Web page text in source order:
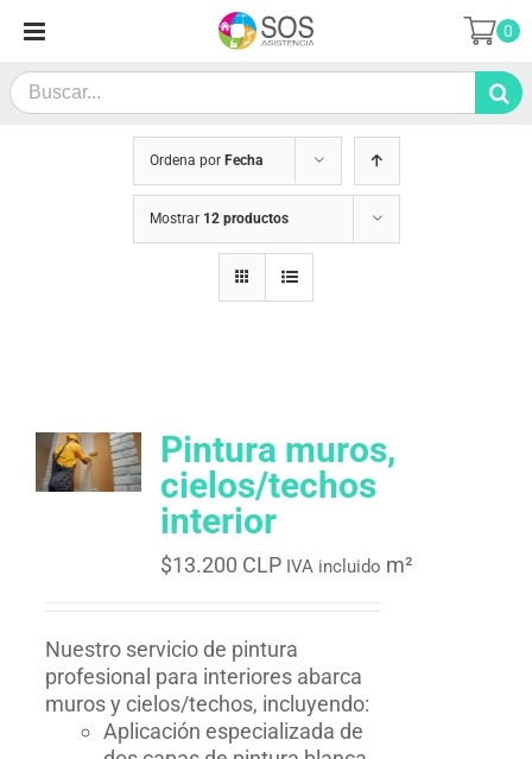
contenido
Search
for:
0
Ordena por Fecha
Mostrar 12 productos
Pintura muros,
cielos/techos
interior
$13.200 CLP IVA incluido m²
Nuestro servicio de pintura
profesional para interiores abarca
muros y cielos/techos, incluyendo:
Aplicación especializada de